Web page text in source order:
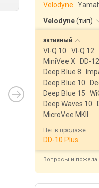
Velodyne
Velodyne(тип)
активный
VI-Q 10 VI-Q 12
MiniVee X
DD-
Deep Blue 8
Deep Blue 10
Deep Blue 15
Deep Waves 10
MicroVee MKII
Нет в продаже
DD-10 Plus
Вопросы и